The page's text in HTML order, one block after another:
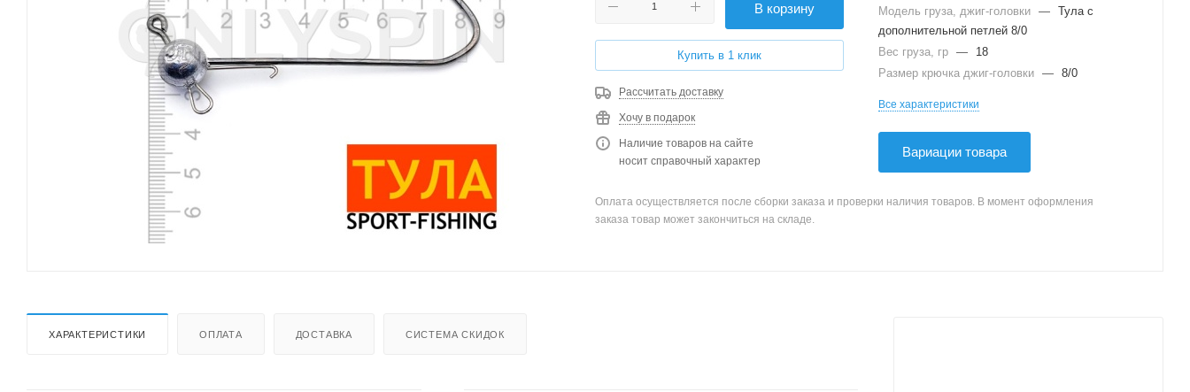
В корзину
Купить в 1 клик
Рассчитать доставку
Хочу в подарок
Наличие товаров на сайте
носит справочный характер
Модель груза, джиг-головки — Тула с
дополнительной петлей 8/0
Вес груза, гр —
18
Размер крючка джиг-головки — 8/0
Все характеристики
Вариации товара
Оплата осуществляется после сборки заказа и проверки наличия товаров. В момент оформления
заказа товар может закончиться на складе.
ХАРАКТЕРИСТИКИ ОПЛАТА ДОСТАВКА СИСТЕМА СКИДОК